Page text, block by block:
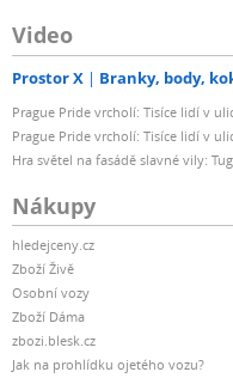
Video
Prostor X Branky, body,
Prague Pride vrcholí: Tisíce lidí v
Prague Pride vrcholí: Tisíce lidí v
Hra světel na fasádě slavné vily:
Nákupy
hledejceny.cz
Zboží Živě
Osobní vozy
Zboží Dáma
zbozi.blesk.cz
Jak na prohlídku ojetého vozu?